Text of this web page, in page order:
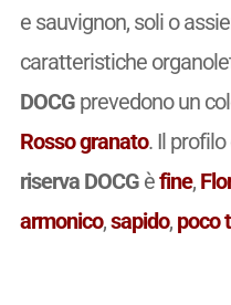
e sauvignon, soli o
caratteristiche
DOCGprevedono un
Rosso granato. Il
riserva DOCGèfine,
armonico,sapido, poco